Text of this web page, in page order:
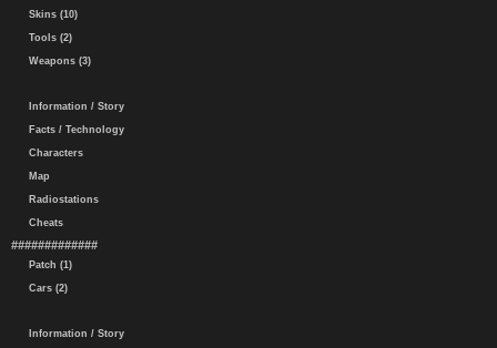
Skins (10)
Tools (2)
Weapons (3)
Information / Story
Facts / Technology
Characters
Map
Radiostations
Cheats
#############
Patch (1)
Cars (2)
Information / Story